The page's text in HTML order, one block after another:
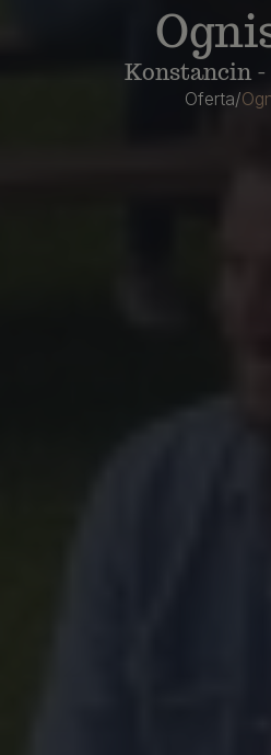
Konstancin -
Oferta/